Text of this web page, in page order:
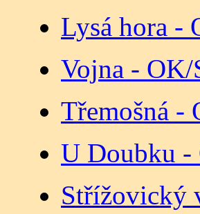
Lysá hora -
Vojna - OK/
Třemošná -
U Doubku -
Střížovický